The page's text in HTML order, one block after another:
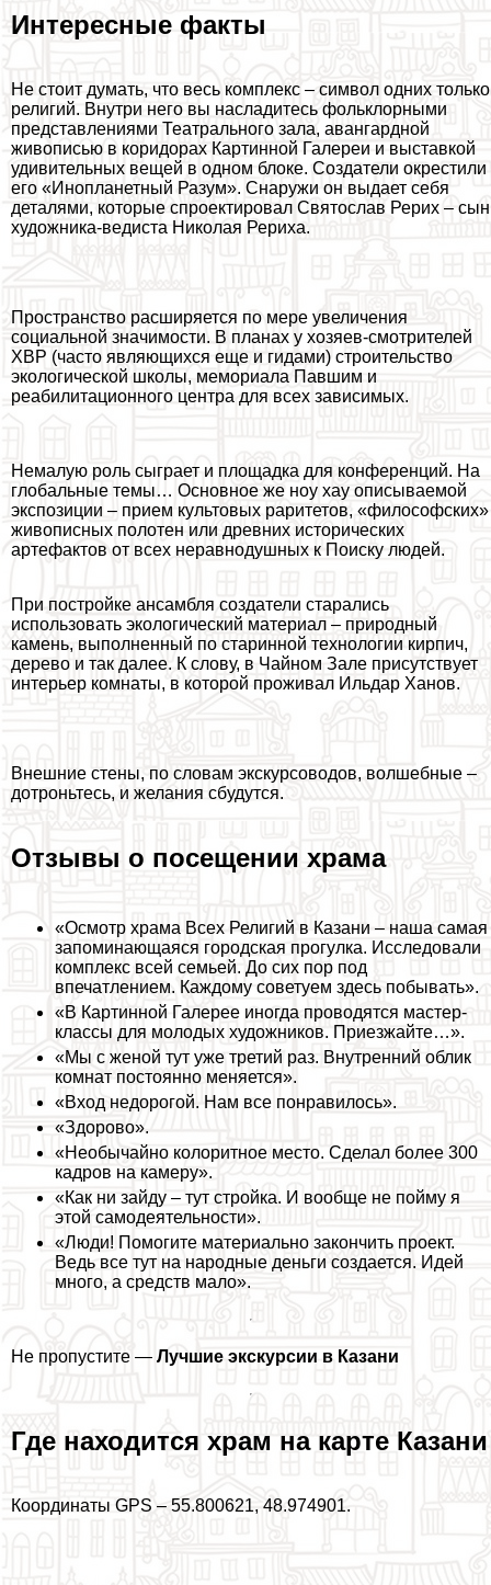
Интересные факты
Не стоит думать, что весь комплекс – символ одних только
религий. Внутри него вы насладитесь фольклорными
представлениями Театрального зала, авангардной
живописью в коридорах Картинной Галереи и выставкой
удивительных вещей в одном блоке. Создатели окрестили
его «Инопланетный Разум». Снаружи он выдает себя
деталями, которые спроектировал Святослав Рерих – сын
художника-ведиста Николая Рериха.
Прострaнcтво расширяется по мере увеличения
социальной значимости. В планах у хозяев-смотрителей
ХВР (часто являющихся еще и гидами) строительство
экологической школы, мемориала Павшим и
реабилитационного центра для всех зависимых.
Немалую роль сыграет и площадка для конференций. На
глобальные темы… Основное же ноу хау описываемой
экспозиции – прием культовых раритетов, «философских»
живописных полотен или древних исторических
артефактов от всех неравнодушных к Поиску людей.
При постройке ансамбля создатели старались
использовать экологический материал – природный
камень, выполненный по старинной технологии кирпич,
дерево и так далее. К слову, в Чайном Зале присутствует
интерьер комнаты, в которой проживал Ильдар Ханов.
Внешние стены, по словам экскурсоводов, волшебные –
дотроньтесь, и желания сбудутся.
Отзывы о посещении храма
«Осмотр храма Всех Религий в Казани – наша самая
запоминающаяся городская прогулка. Исследовали
комплекс всей семьей. До сих пор под
впечатлением. Каждому советуем здесь побывать».
«В Картинной Галерее иногда проводятся мастер-
классы для молодых художников. Приезжайте…».
«Мы с женой тут уже третий раз. Внутренний облик
комнат постоянно меняется».
«Вход недорогой. Нам все понравилось».
«Здорово».
«Необычайно колоритное место. Сделал более 300
кадров на камеру».
«Как ни зайду – тут стройка. И вообще не пойму я
этой самодеятельности».
«Люди! Помогите материально закончить проект.
Ведь все тут на народные деньги создается. Идей
много, а средств мало».
Не пропустите — Лучшие экскурсии в Казани
Где находится храм на карте Казани
Координаты GPS – 55.800621, 48.974901.